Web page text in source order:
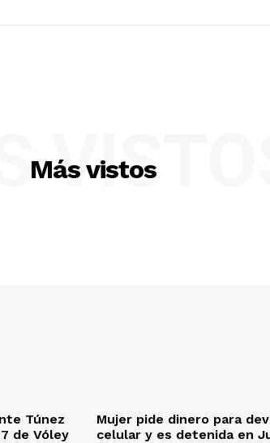
Más vistos
Túnez
de Vóley
Mujer pide dinero para
celular y es detenida en